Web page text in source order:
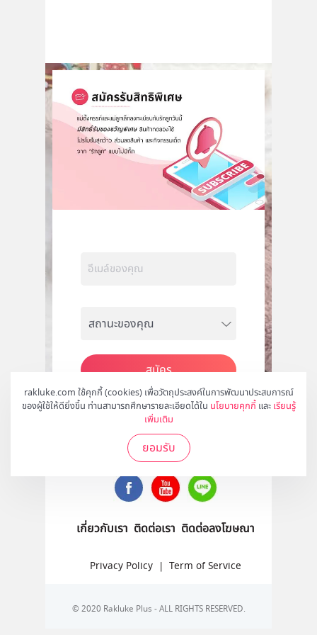
rakluke.com ใช้คุกกี้ (cookies) เพื่อวัตถุประสงค์ในการพัฒนาประสบการณ์
ของผู้ใช้ให้ดียิ่งขึ้น ท่านสามารถศึกษารายละเอียดได้ใน นโยบายคุกกี้ และ เรียนรู้
เพิ่มเติม
ยอมรับ
สมัคร
ติดตามเราได้ที่
เกี่ยวกับเรา ติดต่อเรา ติดต่อลงโฆษณา
Privacy Policy | Term of Service
© 2020 Rakluke Plus - ALL RIGHTS RESERVED.